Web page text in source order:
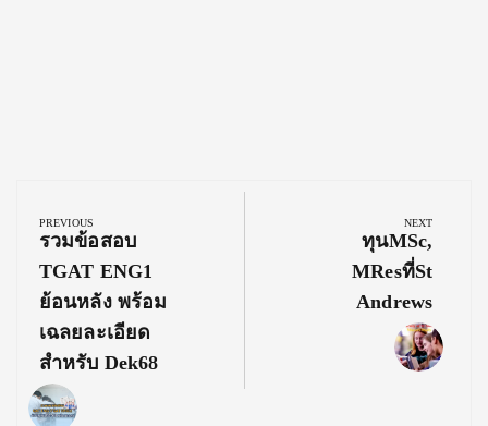
navigation
PREVIOUS
Previous
Post:
รวมข้อสอบ
TGAT ENG1
ย้อนหลัง พร้อม
เฉลยละเอียด
สำหรับ Dek68
NEXT
Next
Post:
ทุนMSc,
MResที่St
Andrews